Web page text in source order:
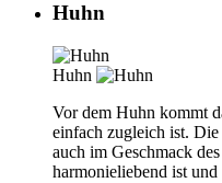
Huhn
Huhn
Vor dem Huhn kommt
einfach zugleich ist.
auch im Geschmack
harmonieliebend ist